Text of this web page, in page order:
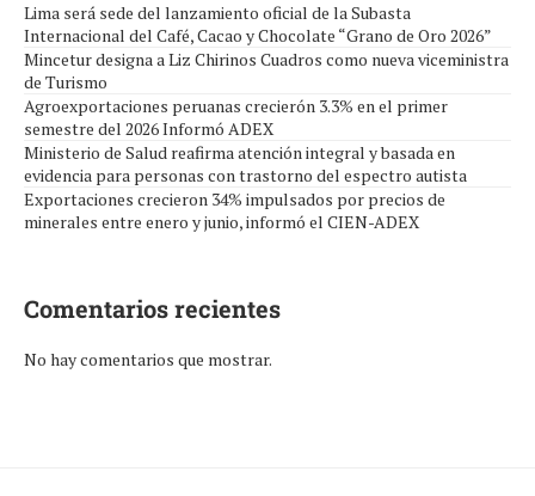
Lima será sede del lanzamiento oficial de la Subasta
Internacional del Café, Cacao y Chocolate “Grano de Oro 2026”
Mincetur designa a Liz Chirinos Cuadros como nueva viceministra
de Turismo
Agroexportaciones peruanas crecierón 3.3% en el primer
semestre del 2026 Informó ADEX
Ministerio de Salud reafirma atención integral y basada en
evidencia para personas con trastorno del espectro autista
Exportaciones crecieron 34% impulsados por precios de
minerales entre enero y junio, informó el CIEN-ADEX
Comentarios recientes
No hay comentarios que mostrar.